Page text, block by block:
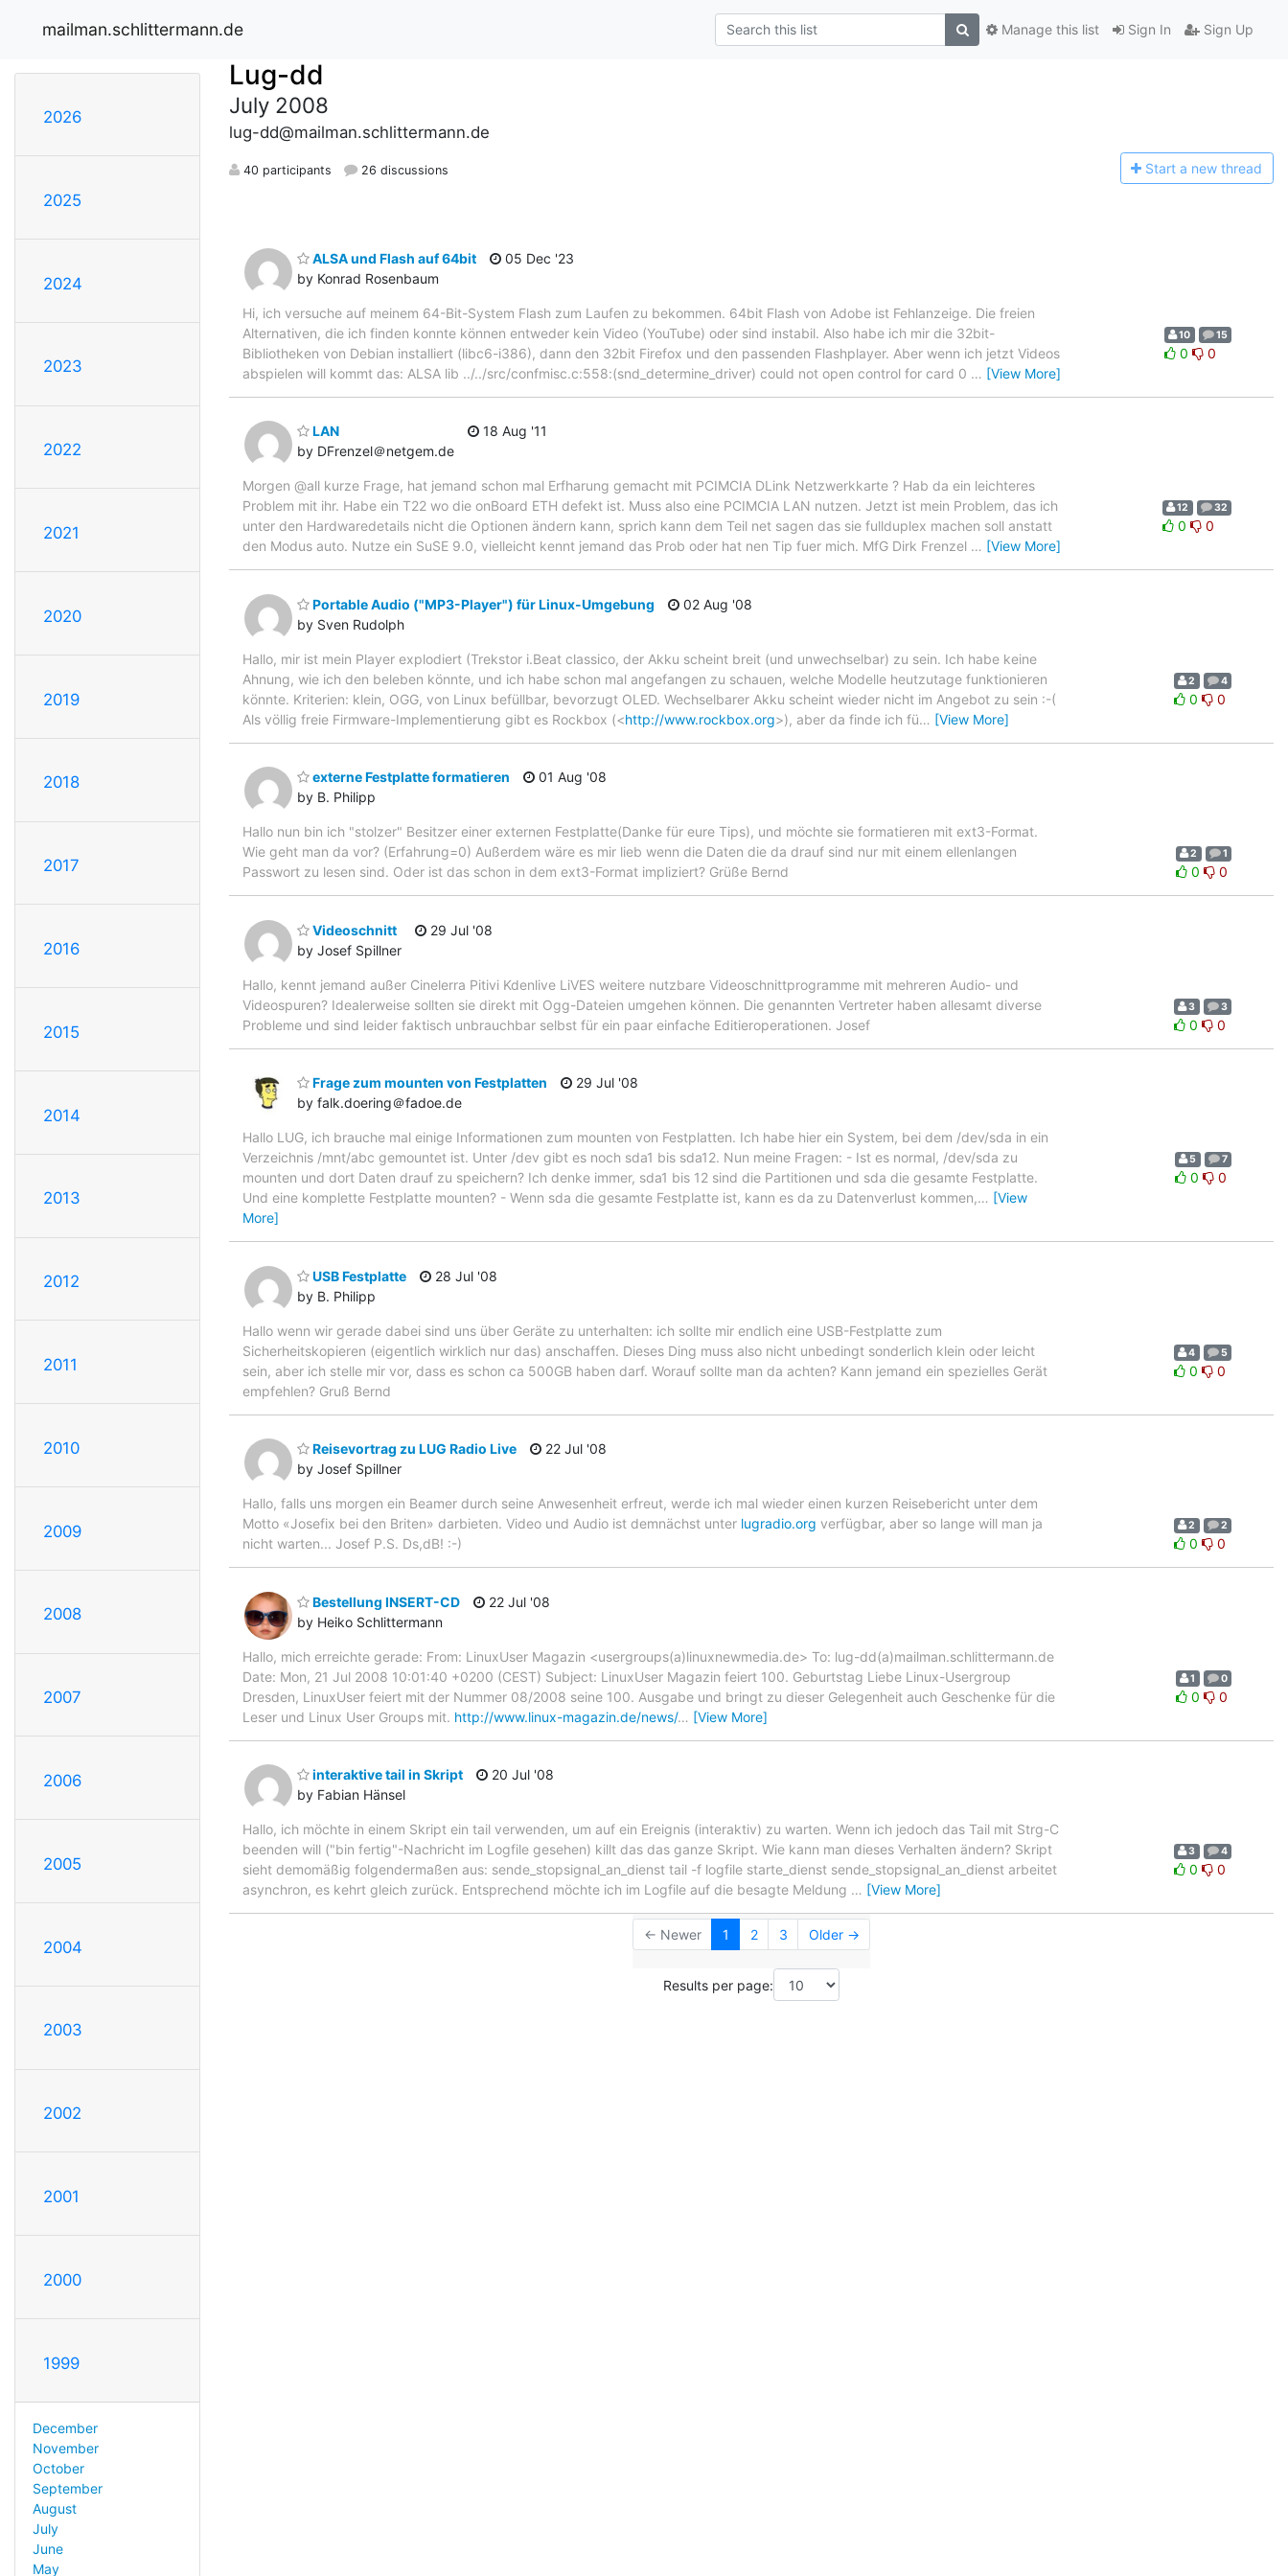
mailman.schlittermann.de Sign In Sign Up
Manage this list
2026
2025
2024
2023
2022
2021
2020
2019
2018
2017
2016
2015
2014
2013
2012
2011
2010
2009
2008
2007
2006
2005
2004
2003
2002
2001
2000
1999
December
November
October
September
August
July
June
May
Lug-dd
July 2008
lug-dd@mailman.schlittermann.de
40 participants 26 discussions Start a new thread
ALSA und Flash auf 64bit
by Konrad Rosenbaum
05 Dec '23
Hi, ich versuche auf meinem 64-Bit-System Flash zum Laufen zu bekommen. 64bit Flash von Adobe ist Fehlanzeige. Die freien
Alternativen, die ich finden konnte können entweder kein Video (YouTube) oder sind instabil. Also habe ich mir die 32bit-
Bibliotheken von Debian installiert (libc6-i386), dann den 32bit Firefox und den passenden Flashplayer. Aber wenn ich jetzt Videos
abspielen will kommt das: ALSA lib ../../src/confmisc.c:558:(snd_determine_driver) could not open control for card 0 … [View More]
10 15
0 0
LAN
by DFrenzel＠netgem.de
18 Aug '11
Morgen @all kurze Frage, hat jemand schon mal Erfharung gemacht mit PCIMCIA DLink Netzwerkkarte ? Hab da ein leichteres
Problem mit ihr. Habe ein T22 wo die onBoard ETH defekt ist. Muss also eine PCIMCIA LAN nutzen. Jetzt ist mein Problem, das ich
unter den Hardwaredetails nicht die Optionen ändern kann, sprich kann dem Teil net sagen das sie fullduplex machen soll anstatt
den Modus auto. Nutze ein SuSE 9.0, vielleicht kennt jemand das Prob oder hat nen Tip fuer mich. MfG Dirk Frenzel … [View More]
12 32
0 0
Portable Audio ("MP3-Player") für Linux-Umgebung
by Sven Rudolph
02 Aug '08
Hallo, mir ist mein Player explodiert (Trekstor i.Beat classico, der Akku scheint breit (und unwechselbar) zu sein. Ich habe keine
Ahnung, wie ich den beleben könnte, und ich habe schon mal angefangen zu schauen, welche Modelle heutzutage funktionieren
könnte. Kriterien: klein, OGG, von Linux befüllbar, bevorzugt OLED. Wechselbarer Akku scheint wieder nicht im Angebot zu sein :-(
Als völlig freie Firmware-Implementierung gibt es Rockbox (<http://www.rockbox.org>), aber da finde ich fü… [View More]
2 4
0 0
externe Festplatte formatieren
by B. Philipp
01 Aug '08
Hallo nun bin ich "stolzer" Besitzer einer externen Festplatte(Danke für eure Tips), und möchte sie formatieren mit ext3-Format.
Wie geht man da vor? (Erfahrung=0) Außerdem wäre es mir lieb wenn die Daten die da drauf sind nur mit einem ellenlangen
Passwort zu lesen sind. Oder ist das schon in dem ext3-Format impliziert? Grüße Bernd
2 1
0 0
Videoschnitt
by Josef Spillner
29 Jul '08
Hallo, kennt jemand außer Cinelerra Pitivi Kdenlive LiVES weitere nutzbare Videoschnittprogramme mit mehreren Audio- und
Videospuren? Idealerweise sollten sie direkt mit Ogg-Dateien umgehen können. Die genannten Vertreter haben allesamt diverse
Probleme und sind leider faktisch unbrauchbar selbst für ein paar einfache Editieroperationen. Josef
3 3
0 0
Frage zum mounten von Festplatten
by falk.doering＠fadoe.de
29 Jul '08
Hallo LUG, ich brauche mal einige Informationen zum mounten von Festplatten. Ich habe hier ein System, bei dem /dev/sda in ein
Verzeichnis /mnt/abc gemountet ist. Unter /dev gibt es noch sda1 bis sda12. Nun meine Fragen: - Ist es normal, /dev/sda zu
mounten und dort Daten drauf zu speichern? Ich denke immer, sda1 bis 12 sind die Partitionen und sda die gesamte Festplatte.
Und eine komplette Festplatte mounten? - Wenn sda die gesamte Festplatte ist, kann es da zu Datenverlust kommen,… [View
More]
5 7
0 0
USB Festplatte
by B. Philipp
28 Jul '08
Hallo wenn wir gerade dabei sind uns über Geräte zu unterhalten: ich sollte mir endlich eine USB-Festplatte zum
Sicherheitskopieren (eigentlich wirklich nur das) anschaffen. Dieses Ding muss also nicht unbedingt sonderlich klein oder leicht
sein, aber ich stelle mir vor, dass es schon ca 500GB haben darf. Worauf sollte man da achten? Kann jemand ein spezielles Gerät
empfehlen? Gruß Bernd
4 5
0 0
Reisevortrag zu LUG Radio Live
by Josef Spillner
22 Jul '08
Hallo, falls uns morgen ein Beamer durch seine Anwesenheit erfreut, werde ich mal wieder einen kurzen Reisebericht unter dem
Motto «Josefix bei den Briten» darbieten. Video und Audio ist demnächst unter lugradio.org verfügbar, aber so lange will man ja
nicht warten... Josef P.S. Ds,dB! :-)
2 2
0 0
Bestellung INSERT-CD
by Heiko Schlittermann
22 Jul '08
Hallo, mich erreichte gerade: From: LinuxUser Magazin <usergroups(a)linuxnewmedia.de> To: lug-dd(a)mailman.schlittermann.de
Date: Mon, 21 Jul 2008 10:01:40 +0200 (CEST) Subject: LinuxUser Magazin feiert 100. Geburtstag Liebe Linux-Usergroup
Dresden, LinuxUser feiert mit der Nummer 08/2008 seine 100. Ausgabe und bringt zu dieser Gelegenheit auch Geschenke für die
Leser und Linux User Groups mit. http://www.linux-magazin.de/news/… [View More]
1 0
0 0
interaktive tail in Skript
by Fabian Hänsel
20 Jul '08
Hallo, ich möchte in einem Skript ein tail verwenden, um auf ein Ereignis (interaktiv) zu warten. Wenn ich jedoch das Tail mit Strg-C
beenden will ("bin fertig"-Nachricht im Logfile gesehen) killt das das ganze Skript. Wie kann man dieses Verhalten ändern? Skript
sieht demomäßig folgendermaßen aus: sende_stopsignal_an_dienst tail -f logfile starte_dienst sende_stopsignal_an_dienst arbeitet
asynchron, es kehrt gleich zurück. Entsprechend möchte ich im Logfile auf die besagte Meldung … [View More]
3 4
0 0
← Newer 1 2 3 Older →
Results per page: